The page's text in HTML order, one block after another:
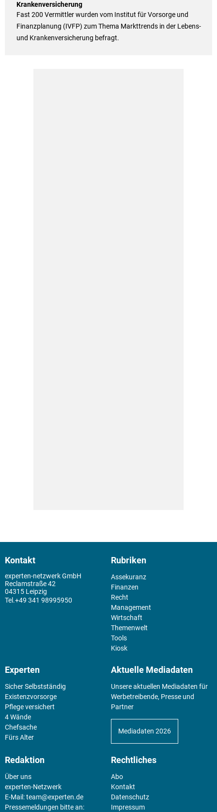
Krankenversicherung
Fast 200 Vermittler wurden vom Institut für Vorsorge und
Finanzplanung (IVFP) zum Thema Markttrends in der Lebens-
und Krankenversicherung befragt.
Kontakt
experten-netzwerk GmbH
Reclamstraße 42
04315 Leipzig
+49 341 98995950
Rubriken
Assekuranz
Finanzen
Recht
Management
Wirtschaft
Themenwelt
Tools
Kiosk
Experten
Sicher Selbstständig
Existenz­vorsorge
Pflege versichert
4 Wände
Chefsache
Fürs Alter
Aktuelle Mediadaten
Unsere aktuellen Mediadaten für
Werbetreibende, Presse und
Partner
Mediadaten 2026
Redaktion
Über uns
experten-Netzwerk
E-Mail:team@experten.de
Pressemeldungen bitte an:
Rechtliches
Abo
Kontakt
Datenschutz
Impressum